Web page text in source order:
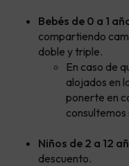
Bebés de 0 a 1
compartiendo
doble y triple.
En caso de
alojados en
ponerte en
consultemos
Niños de 2 a 12
descuento.